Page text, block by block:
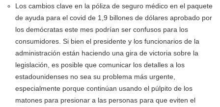
Los cambios clave en la póliza de seguro médico en el paquete
de ayuda para el covid de 1,9 billones de dólares aprobado por
los demócratas este mes podrían ser confusos para los
consumidores. Si bien el presidente y los funcionarios de la
administración están haciendo una gira de victoria sobre la
legislación, es posible que comunicar los detalles a los
estadounidenses no sea su problema más urgente,
especialmente porque continúan usando el púlpito de los
matones para presionar a las personas para que eviten el